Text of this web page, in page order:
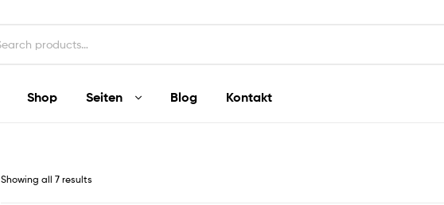
Shop Seiten Blog Kontakt
Showing all 7 results